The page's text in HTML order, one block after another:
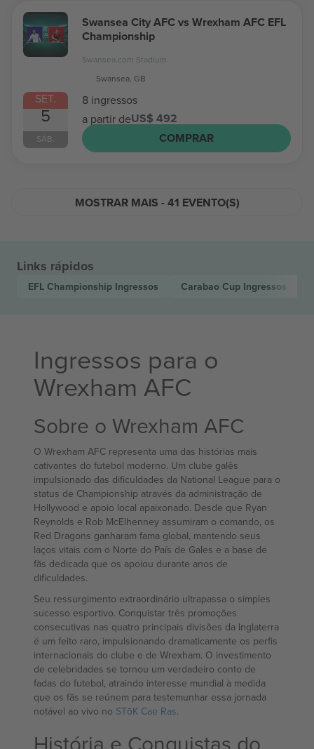
SET.
5
SÁB.
Swansea City AFC vs Wrexham AFC EFL
Championship
Swansea.com Stadium
Swansea, GB
8 ingressos
a partir deUS$ 492
COMPRAR
MOSTRAR MAIS - 41 EVENTO(S)
Links rápidos
EFL Championship Ingressos Carabao Cup Ingressos
Ingressos para o
Wrexham AFC
Sobre o Wrexham AFC
O Wrexham AFC representa uma das histórias mais
cativantes do futebol moderno. Um clube galês
impulsionado das dificuldades da National League para o
status de Championship através da administração de
Hollywood e apoio local apaixonado. Desde que Ryan
Reynolds e Rob McElhenney assumiram o comando, os
Red Dragons ganharam fama global, mantendo seus
laços vitais com o Norte do País de Gales e a base de
fãs dedicada que os apoiou durante anos de
dificuldades.
Seu ressurgimento extraordinário ultrapassa o simples
sucesso esportivo. Conquistar três promoções
consecutivas nas quatro principais divisões da Inglaterra
é um feito raro, impulsionando dramaticamente os perfis
internacionais do clube e de Wrexham. O investimento
de celebridades se tornou um verdadeiro conto de
fadas do futebol, atraindo interesse mundial à medida
que os fãs se reúnem para testemunhar essa jornada
notável ao vivo no STōK Cae Ras.